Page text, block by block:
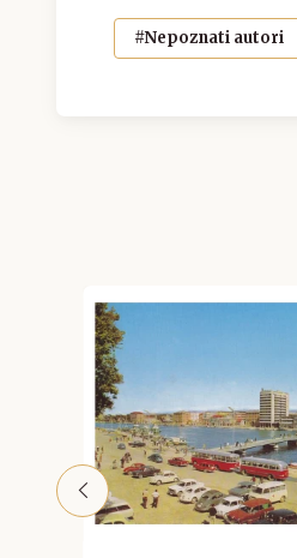
#Nepoznati autori